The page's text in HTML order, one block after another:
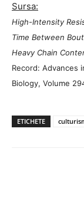
Sursa:
High-Intensity
Time Between
Heavy Chain
Record: Advances
Biology, Volume
ETICHETE